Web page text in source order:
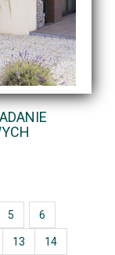
5 6
13 14